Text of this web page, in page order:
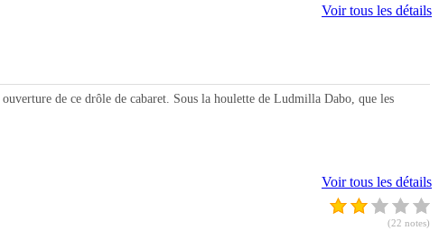
Voir tous les détails
de ce drôle de cabaret. Sous la houlette de Ludmilla Dabo, que les
Voir tous les détails
(22 notes)